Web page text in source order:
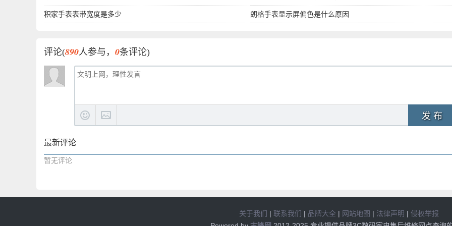
积家手表表带宽度是多少 朗格手表显示屏偏色是什么原因
评论(890人参与， 0条评论)
发 布
最新评论
暂无评论
关于我们 | 联系我们 | 品牌大全 | 网站地图 | 法律声明 | 侵权举报